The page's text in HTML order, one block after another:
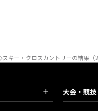
スキー・クロスカントリーの結果（2
大会・競技